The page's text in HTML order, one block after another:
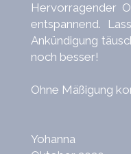
Hervorragender
entspannend.
Ankündigung
noch besser!
Ohne Mäßigung
Yohanna